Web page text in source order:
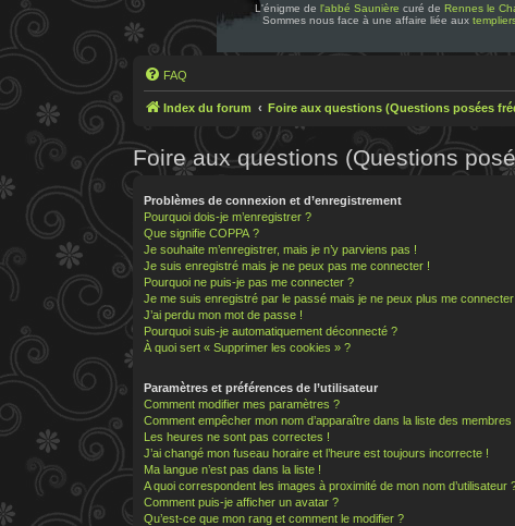
L'énigme de l'abbé Saunière curé de Rennes le
Sommes nous face à une affaire liée aux
FAQ
Index du forum Foire aux questions (Questions posées
Foire aux questions (Questions
Problèmes de connexion et d’enregistrement
Pourquoi dois-je m’enregistrer ?
Que signifie COPPA ?
Je souhaite m’enregistrer, mais je n’y parviens pas !
Je suis enregistré mais je ne peux pas me connecter !
Pourquoi ne puis-je pas me connecter ?
Je me suis enregistré par le passé mais je ne peux plus me connecter
J’ai perdu mon mot de passe !
Pourquoi suis-je automatiquement déconnecté ?
À quoi sert « Supprimer les cookies » ?
Paramètres et préférences de l’utilisateur
Comment modifier mes paramètres ?
Comment empêcher mon nom d’apparaître dans la liste des
Les heures ne sont pas correctes !
J’ai changé mon fuseau horaire et l’heure est toujours incorrecte !
Ma langue n’est pas dans la liste !
A quoi correspondent les images à proximité de mon nom d’utilisateur
Comment puis-je afficher un avatar ?
Qu’est-ce que mon rang et comment le modifier ?